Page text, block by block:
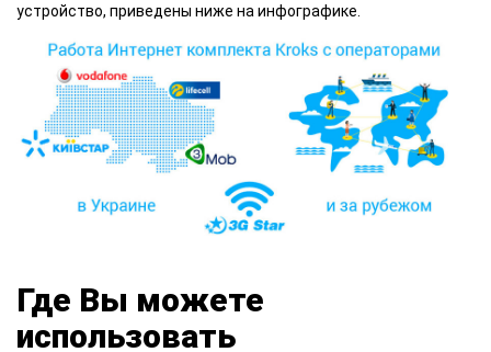
устройство, приведены ниже на инфографике.
Где Вы можете
использовать